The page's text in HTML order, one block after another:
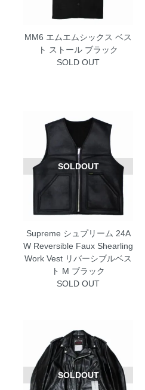
MM6 エムエムシックス ベス
ト ストール ブラック
SOLD OUT
SOLDOUT
Supreme シュプリーム 24A
W Reversible Faux Shearling
Work Vest リバーシブルベス
ト M ブラック
SOLD OUT
SOLDOUT